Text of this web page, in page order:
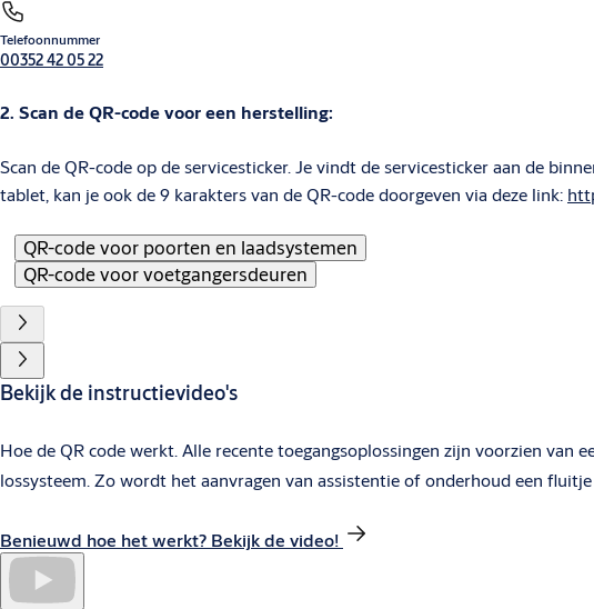
Telefoonnummer
00352 42 05 22
2. Scan de QR-code voor een herstelling:
Scan de QR-code op de servicesticker. Je vindt de servicesticker aan de
tablet, kan je ook de 9 karakters van de QR-code doorgeven via deze link:
QR-code voor poorten en laadsystemen
QR-code voor voetgangersdeuren
Bekijk de instructievideo's
Hoe de QR code werkt. Alle recente toegangsoplossingen zijn voorzien van
lossysteem. Zo wordt het aanvragen van assistentie of onderhoud een
Benieuwd hoe het werkt? Bekijk de video!